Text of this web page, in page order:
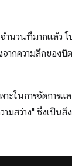
ำนวนที่มากแล้ว
จากความลึกของ
ในการจัดการแ
ามสว่าง" ซึ่งเป็